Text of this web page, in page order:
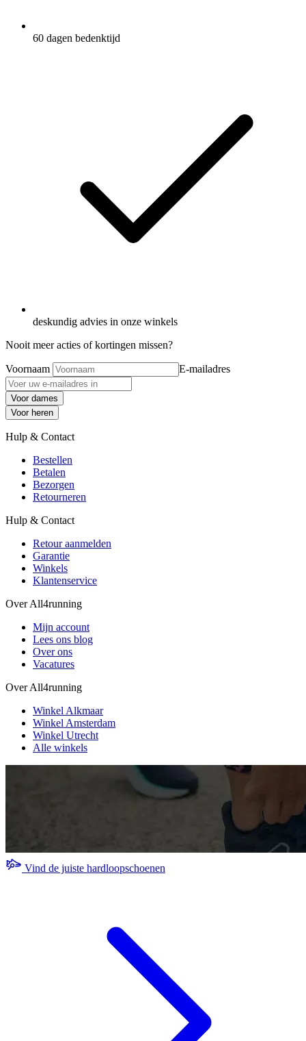
60 dagen bedenktijd
deskundig advies in onze winkels
Nooit meer acties of kortingen missen?
Voornaam E-mailadres
Voor dames
Voor heren
Hulp & Contact
Bestellen
Betalen
Bezorgen
Retourneren
Hulp & Contact
Retour aanmelden
Garantie
Winkels
Klantenservice
Over All4running
Mijn account
Lees ons blog
Over ons
Vacatures
Over All4running
Winkel Alkmaar
Winkel Amsterdam
Winkel Utrecht
Alle winkels
Vind de juiste hardloopschoenen